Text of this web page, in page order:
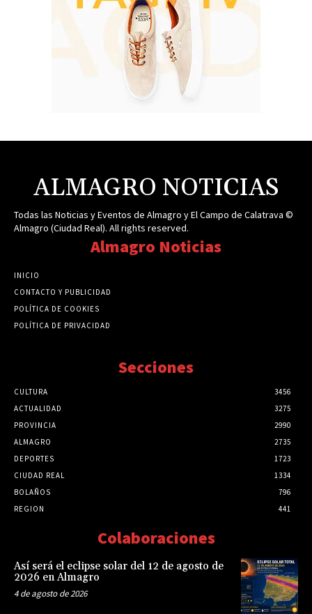
ALMAGRO NOTICIAS
Todas las Noticias y Eventos de Almagro y El Campo de Calatrava ©
Almagro (Ciudad Real). All rights reserved.
Almagro Noticias
INICIO
CONTACTO Y PUBLICIDAD
POLÍTICA DE COOKIES
POLÍTICA DE PRIVACIDAD
Secciones
CULTURA
3456
ACTUALIDAD
3275
PROVINCIA
2990
ALMAGRO
2735
DEPORTES
1723
CIUDAD REAL
1334
BOLAÑOS
796
REGION
441
Colaboraciones
Así será el eclipse solar del 12 de agosto de
2026 en Almagro
4 de agosto de 2026